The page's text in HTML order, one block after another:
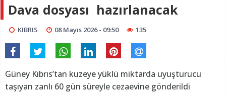
Dava dosyası hazırlanacak
KIBRIS 08 Mayıs 2026 - 09:50 135
Güney Kıbrıs’tan kuzeye yüklü miktarda uyuşturucu
taşıyan zanlı 60 gün süreyle cezaevine gönderildi